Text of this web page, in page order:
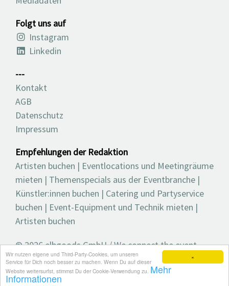
×
Wir nutzen eigene und Third-Party-Cookies, um unseren
Service für Dich noch besser zu machen. Wenn Du auf dieser
Website weitersurfst, stimmst Du der Cookie-Verwendung zu. Mehr
Informationen
Folgt uns auf
Instagram
Linkedin
---
Kontakt
AGB
Datenschutz
Impressum
Empfehlungen der Redaktion
Artisten buchen | Eventlocations und Meetingräume
mieten | Themenspecials aus der Eventbranche |
Künstler:innen buchen | Catering und Partyservice
buchen | Event-Equipment und Technik mieten |
Artisten buchen
© 2026 elbgoods GmbH / We connect the event
industry / Medienvielfalt für die Eventplanung /
Eventbranchenbuch, Blog, Magazin und mehr